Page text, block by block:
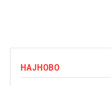
НАЈНОВО